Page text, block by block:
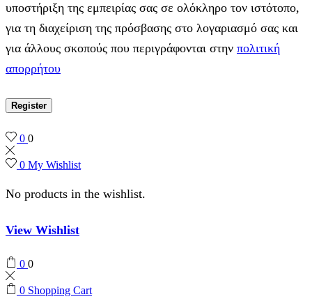
υποστήριξη της εμπειρίας σας σε ολόκληρο τον ιστότοπο,
για τη διαχείριση της πρόσβασης στο λογαριασμό σας και
για άλλους σκοπούς που περιγράφονται στην πολιτική
απορρήτου
Register
0 0
0 My Wishlist
No products in the wishlist.
View Wishlist
0 0
0 Shopping Cart